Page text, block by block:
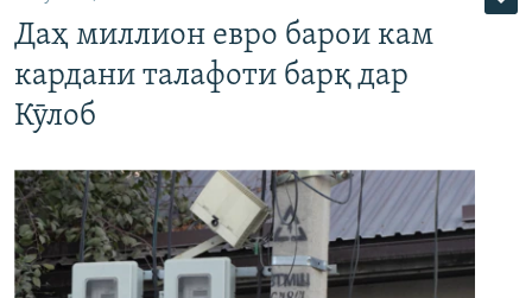
Даҳ миллион евро барои кам
кардани талафоти барқ дар
Кӯлоб